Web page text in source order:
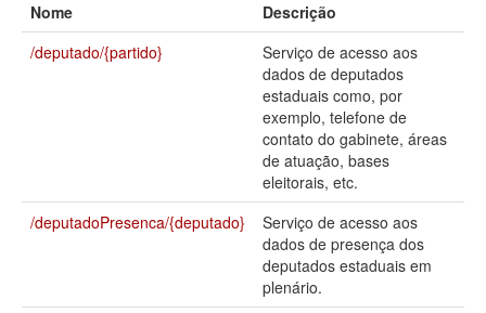
Planejamento
Catálogo de dados
Legislação
Nome
Descrição
/deputado/{partido}
Serviço de acesso aos
dados de deputados
estaduais como, por
exemplo, telefone de
contato do gabinete, áreas
de atuação, bases
eleitorais, etc.
/deputadoPresenca/{deputado}
Serviço de acesso aos
dados de presença dos
deputados estaduais em
plenário.